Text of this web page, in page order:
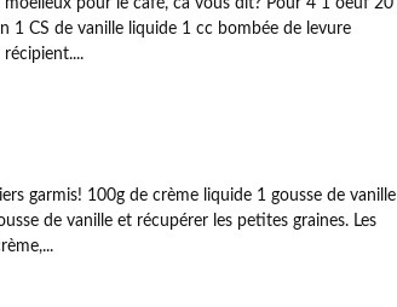
pour le café, ca vous dit? Pour 4 1 oeuf 20
1 CS de vanille liquide 1 cc bombée de levure
garmis! 100g de crème liquide 1 gousse de vanille
de vanille et récupérer les petites graines. Les